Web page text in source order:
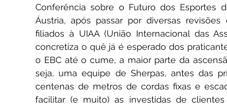
Conferência sobre o Futuro dos Esportes
Áustria, após passar por diversas
filiados à UIAA (União Internacional das
concretiza o quê já é esperado dos
o EBC até o cume, a maior parte da
seja, uma equipe de Sherpas, antes das
centenas de metros de cordas fixas e
facilitar (e muito) as investidas de